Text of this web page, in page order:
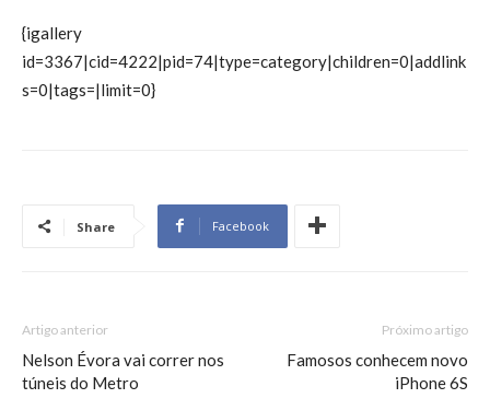
{igallery
id=3367|cid=4222|pid=74|type=category|children=0|addlink
s=0|tags=|limit=0}
Share Facebook
Artigo anterior
Nelson Évora vai correr nos
túneis do Metro
Próximo artigo
Famosos conhecem novo
iPhone 6S